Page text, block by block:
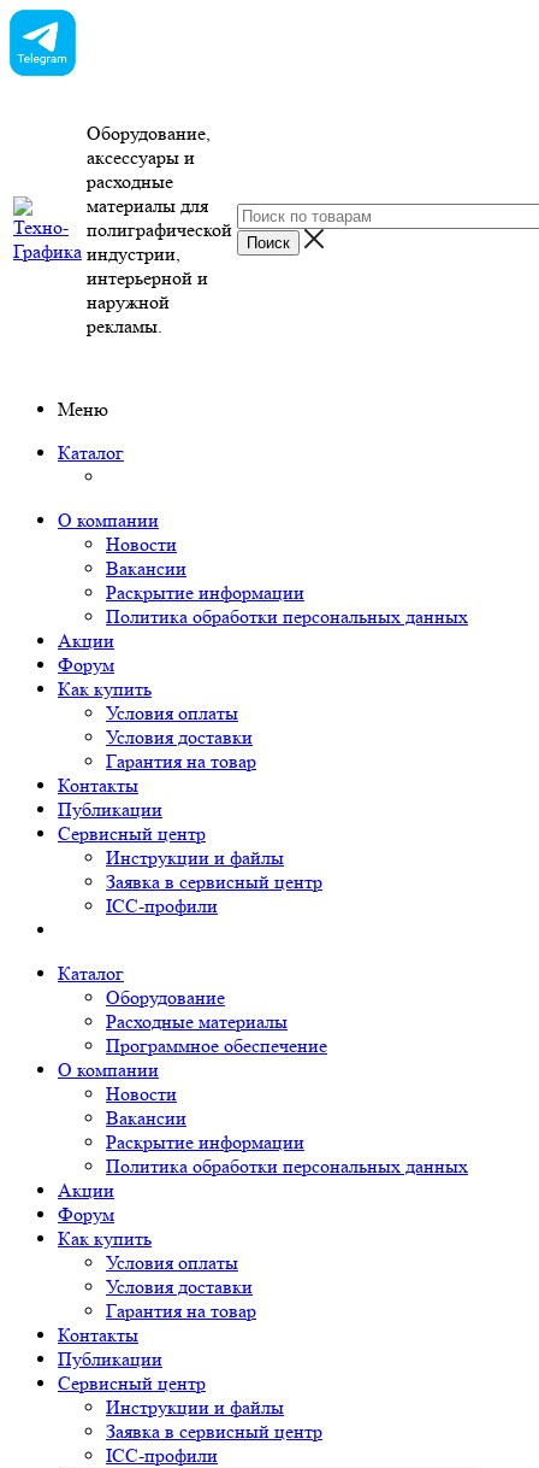
Оборудование,
аксессуары и
расходные
материалы для
полиграфической
индустрии,
интерьерной и
наружной
рекламы.
Меню
Каталог
О компании
Новости
Вакансии
Раскрытие информации
Политика обработки персональных данных
Акции
Форум
Как купить
Условия оплаты
Условия доставки
Гарантия на товар
Контакты
Публикации
Сервисный центр
Инструкции и файлы
Заявка в сервисный центр
ICC-профили
Каталог
Оборудование
Расходные материалы
Программное обеспечение
О компании
Новости
Вакансии
Раскрытие информации
Политика обработки персональных данных
Акции
Форум
Как купить
Условия оплаты
Условия доставки
Гарантия на товар
Контакты
Публикации
Сервисный центр
Инструкции и файлы
Заявка в сервисный центр
ICC-профили